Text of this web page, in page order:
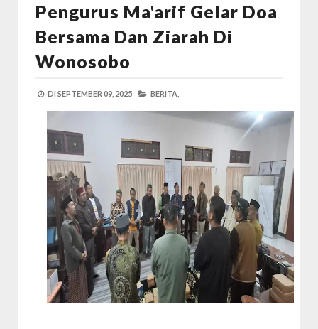
Pengurus Ma'arif Gelar Doa
Bersama Dan Ziarah Di
Wonosobo
DI SEPTEMBER 09, 2025 BERITA,